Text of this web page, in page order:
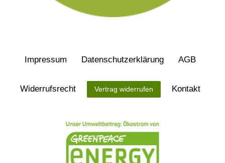
Impressum Daten­schutz­erklärung AGB
Widerrufs­recht Vertrag widerrufen Kontakt